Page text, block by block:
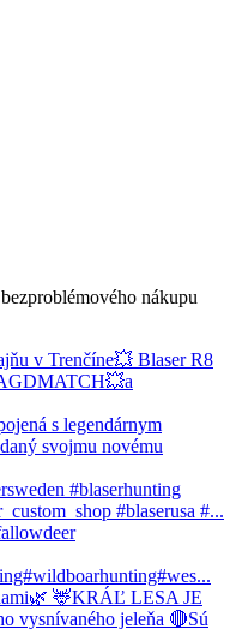
nákupu